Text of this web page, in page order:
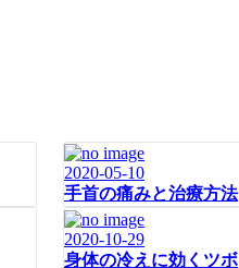
2020-05-10
手首の痛みと治療方法
2020-10-29
身体の冷えに効くツボ